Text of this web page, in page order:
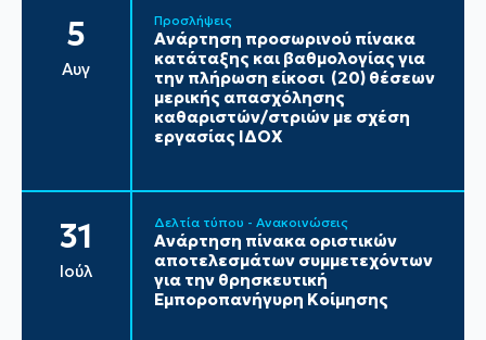
5
Αυγ
Προσλήψεις
Ανάρτηση προσωρινού πίνακα
κατάταξης και βαθμολογίας για
την πλήρωση είκοσι (20) θέσεων
μερικής απασχόλησης
καθαριστών/στριών με σχέση
εργασίας ΙΔΟΧ
31
Ιούλ
Δελτία τύπου - Ανακοινώσεις
Ανάρτηση πίνακα οριστικών
αποτελεσμάτων συμμετεχόντων
για την θρησκευτική
Εμποροπανήγυρη Κοίμησης